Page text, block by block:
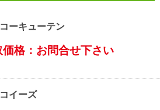
ーキューテン
価格：お問合せ下さい
イーズ